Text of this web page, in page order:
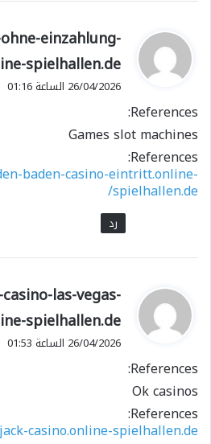
ي
و
ل
einzahlung-
spielhallen.de
26/04/2026 الساعة 01:16
References:
Games slot machines
References:
baden-casino-eintritt.online-
spielhallen.de/
رد
ي
و
ل
las-vegas-
spielhallen.de
26/04/2026 الساعة 01:53
References:
Ok casinos
References:
casino.online-spielhallen.de/